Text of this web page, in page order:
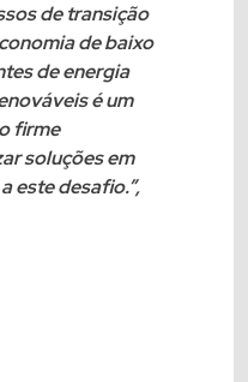
de transição
de baixo
de energia
é um
firme
soluções em
este desafio.”,